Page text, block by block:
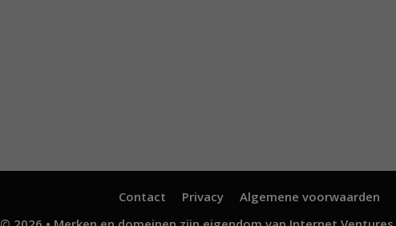
Contact Privacy Algemene voorwaarden